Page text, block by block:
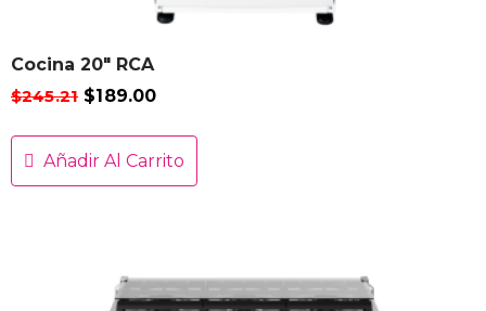
Cocina 20″ RCA
$245.21 $189.00
Añadir Al Carrito